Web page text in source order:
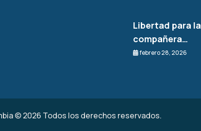
Libertad para la
compañera…
febrero 28, 2026
© 2026 Todos los derechos reservados.